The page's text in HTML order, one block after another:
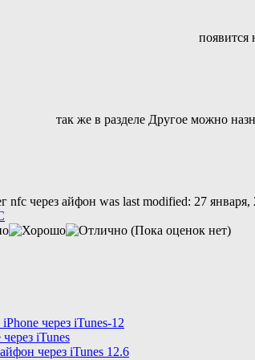
появится
так же в разделе Другое можно
nfc через айфон was last modified: 27 января,
(Пока оценок нет)
через iTunes-12
iTunes
через iTunes 12.6